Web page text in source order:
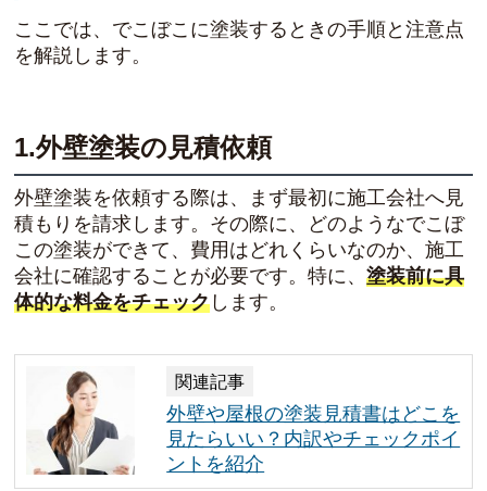
ここでは、でこぼこに塗装するときの手順と注意点
を解説します。
1.外壁塗装の見積依頼
外壁塗装を依頼する際は、まず最初に施工会社へ見
積もりを請求します。その際に、どのようなでこぼ
この塗装ができて、費用はどれくらいなのか、施工
会社に確認することが必要です。特に、塗装前に具
体的な料金をチェック します。
関連記事
外壁や屋根の塗装見積書はどこを
見たらいい？内訳やチェックポイ
ントを紹介